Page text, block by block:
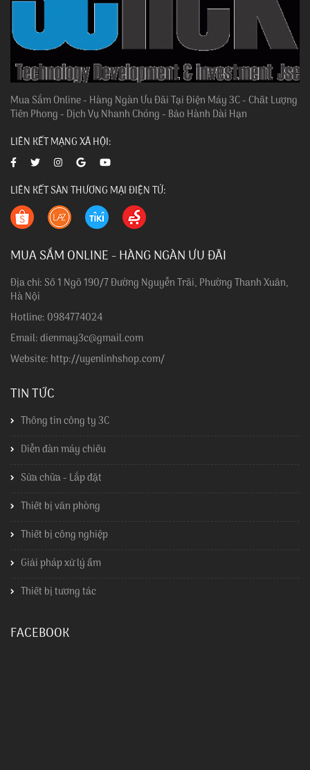
Mua Sắm Online - Hàng Ngàn Ưu Đãi Tại Điện Máy 3C - Chất Lượng
Tiên Phong - Dịch Vụ Nhanh Chóng - Bảo Hành Dài Hạn
LIÊN KẾT MẠNG XÃ HỘI:
LIÊN KẾT SÀN THƯƠNG MẠI ĐIỆN TỬ:
MUA SẮM ONLINE - HÀNG NGÀN ƯU ĐÃI
Địa chỉ: Số 1 Ngõ 190/7 Đường Nguyễn Trãi, Phường Thanh Xuân,
Hà Nội
Hotline: 0984774024
Email: dienmay3c@gmail.com
Website: http://uyenlinhshop.com/
TIN TỨC
Thông tin công ty 3C
Diễn đàn máy chiếu
Sửa chữa - Lắp đặt
Thiết bị văn phòng
Thiết bị công nghiệp
Giải pháp xử lý ẩm
Thiết bị tương tác
FACEBOOK